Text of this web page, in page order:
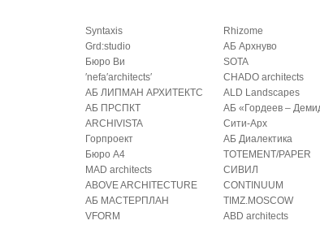
Syntaxis
Grd:studio
Бюро Ви
′nefa′architects′
АБ ЛИПМАН АРХИТЕКТС
АБ ПРСПКТ
ARCHIVISTA
Горпроект
Бюро А4
MAD architects
ABOVE ARCHITECTURE
АБ МАСТЕРПЛАН
VFORM
Rhizome
АБ Архнуво
SOTA
CHADO architects
ALD Landscapes
АБ «Гордеев –
Сити-Арх
АБ Диалектика
TOTEMENT/PAPER
СИВИЛ
CONTINUUM
TIMZ.MOSCOW
ABD architects